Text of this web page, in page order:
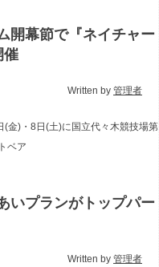
開幕節で『ネイチャー
催
Written by 管理者
金)・8日(土)に国立代々木競技場第
ベア
いプランがトップパー
Written by 管理者